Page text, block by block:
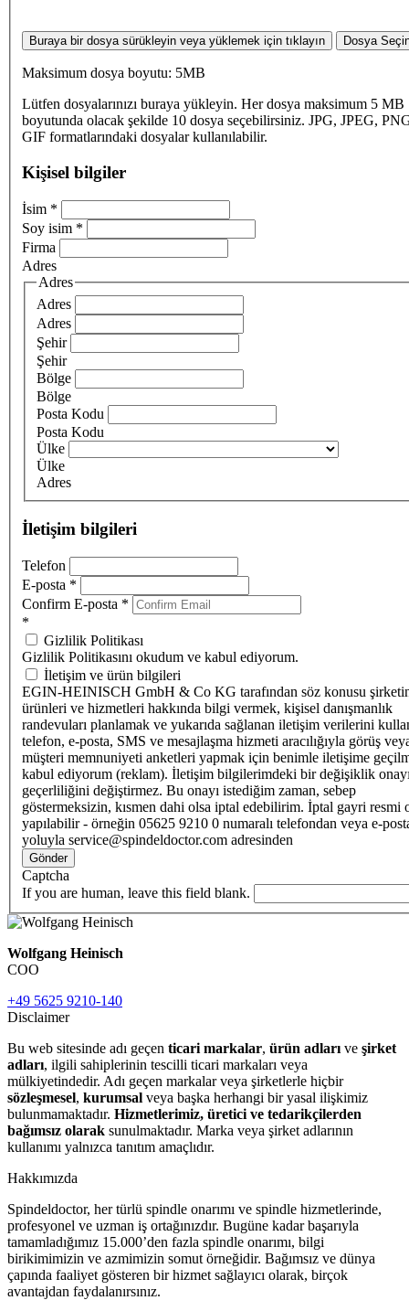
Buraya bir dosya sürükleyin veya yüklemek için tıklayın Dosya
Maksimum dosya boyutu: 5MB
Lütfen dosyalarınızı buraya yükleyin. Her dosya maksimum 5 MB
boyutunda olacak şekilde 10 dosya seçebilirsiniz. JPG, JPEG,
GIF formatlarındaki dosyalar kullanılabilir.
Kişisel bilgiler
İsim *
Soy isim *
Firma
Adres
Adres
Adres
Adres
Şehir
Şehir
Bölge
Bölge
Posta Kodu
Posta Kodu
Ülke
Ülke
Adres
İletişim bilgileri
Telefon
E-posta *
Confirm E-posta *
*
Gizlilik Politikası
Gizlilik Politikasını okudum ve kabul ediyorum.
İletişim ve ürün bilgileri
EGIN-HEINISCH GmbH & Co KG tarafından söz konusu
ürünleri ve hizmetleri hakkında bilgi vermek, kişisel danışmanlık
randevuları planlamak ve yukarıda sağlanan iletişim verilerini
telefon, e-posta, SMS ve mesajlaşma hizmeti aracılığıyla görüş
müşteri memnuniyeti anketleri yapmak için benimle iletişime
kabul ediyorum (reklam). İletişim bilgilerimdeki bir değişiklik
geçerliliğini değiştirmez. Bu onayı istediğim zaman, sebep
göstermeksizin, kısmen dahi olsa iptal edebilirim. İptal gayri resmi
yapılabilir - örneğin 05625 9210 0 numaralı telefondan veya e-
yoluyla service@spindeldoctor.com adresinden
Gönder
Captcha
If you are human, leave this field blank.
Wolfgang Heinisch
COO
+49 5625 9210-140
Disclaimer
Bu web sitesinde adı geçen ticari markalar, ürün adları ve şirket
adları, ilgili sahiplerinin tescilli ticari markaları veya
mülkiyetindedir. Adı geçen markalar veya şirketlerle hiçbir
sözleşmesel, kurumsal veya başka herhangi bir yasal ilişkimiz
bulunmamaktadır. Hizmetlerimiz, üretici ve tedarikçilerden
bağımsız olarak sunulmaktadır. Marka veya şirket adlarının
kullanımı yalnızca tanıtım amaçlıdır.
Hakkımızda
Spindeldoctor, her türlü spindle onarımı ve spindle hizmetlerinde,
profesyonel ve uzman iş ortağınızdır. Bugüne kadar başarıyla
tamamladığımız 15.000’den fazla spindle onarımı, bilgi
birikimimizin ve azmimizin somut örneğidir. Bağımsız ve dünya
çapında faaliyet gösteren bir hizmet sağlayıcı olarak, birçok
avantajdan faydalanırsınız.